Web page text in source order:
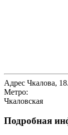
Адрес Чкалова, 18.
Метро:
Чкаловская
Подробная